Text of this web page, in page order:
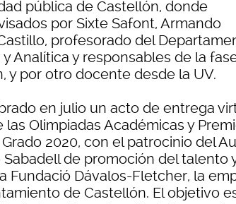
pública de Castellón, donde
por Sixte Safont, Armando
profesorado del
Analítica y responsables de la
y por otro docente desde la UV.
en julio un acto de entrega
Olimpiadas Académicas y
2020, con el patrocinio del
de promoción del talento
Fundació Dávalos-Fletcher, la
de Castellón. El objetivo